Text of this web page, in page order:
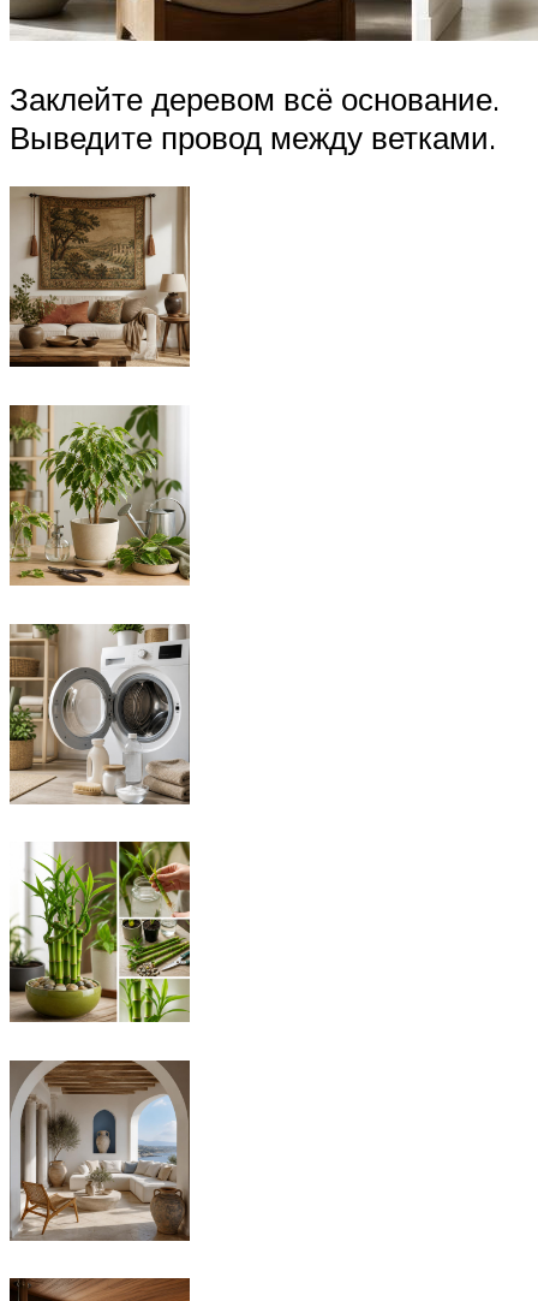
Заклейте деревом всё основание.
Выведите провод между ветками.